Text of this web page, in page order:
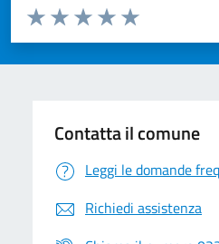
Valuta da 1 a 5 stelle la pagina
Valuta 5 stelle
Valuta 4 stelle su 5
Valuta 3 stelle su 5
Valuta 2 stelle su 5
Valuta 1 stelle su 5
Contatta il comune
Leggi le domande
Richiedi assistenza